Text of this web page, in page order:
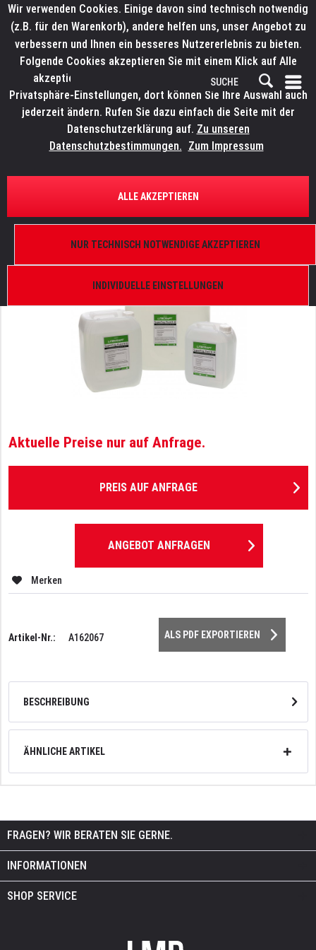
ÜBERSICHT NEBEL UND EFFEKTE
LITECRAFT SuperFog Fluid B III
Aktuelle Preise nur auf Anfrage.
PREIS AUF ANFRAGE
ANGEBOT ANFRAGEN
Merken
Artikel-Nr.: A162067 ALS PDF EXPORTIEREN
BESCHREIBUNG
ÄHNLICHE ARTIKEL
FRAGEN? WIR BERATEN SIE GERNE.
INFORMATIONEN
SHOP SERVICE
Wir verwenden Cookies. Einige davon sind technisch notwendig
(z.B. für den Warenkorb), andere helfen uns, unser Angebot zu
verbessern und Ihnen ein besseres Nutzererlebnis zu bieten.
Folgende Cookies akzeptieren Sie mit einem Klick auf Alle
akzeptieren. Weitere Informationen finden Sie in den
Privatsphäre-Einstellungen, dort können Sie Ihre Auswahl auch
jederzeit ändern. Rufen Sie dazu einfach die Seite mit der
Datenschutzerklärung auf. Zu unseren
Datenschutzbestimmungen. Zum Impressum
INDIVIDUELLE EINSTELLUNGEN
NUR TECHNISCH NOTWENDIGE AKZEPTIEREN
ALLE AKZEPTIEREN